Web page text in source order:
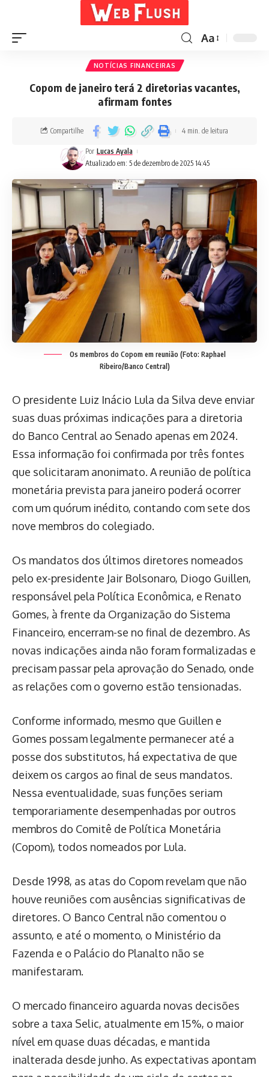
Aa
NOTÍCIAS FINANCEIRAS
Copom de janeiro terá 2 diretorias vacantes,
afirmam fontes
Atualizado em: 5 de dezembro de 2025 14:45
Por Lucas Ayala
Compartilhe 4 min. de leitura
Os membros do Copom em reunião (Foto: Raphael
Ribeiro/Banco Central)
O presidente Luiz Inácio Lula da Silva deve enviar
suas duas próximas indicações para a diretoria
do Banco Central ao Senado apenas em 2024.
Essa informação foi confirmada por três fontes
que solicitaram anonimato. A reunião de política
monetária prevista para janeiro poderá ocorrer
com um quórum inédito, contando com sete dos
nove membros do colegiado.
Os mandatos dos últimos diretores nomeados
pelo ex-presidente Jair Bolsonaro, Diogo Guillen,
responsável pela Política Econômica, e Renato
Gomes, à frente da Organização do Sistema
Financeiro, encerram-se no final de dezembro. As
novas indicações ainda não foram formalizadas e
precisam passar pela aprovação do Senado, onde
as relações com o governo estão tensionadas.
Conforme informado, mesmo que Guillen e
Gomes possam legalmente permanecer até a
posse dos substitutos, há expectativa de que
deixem os cargos ao final de seus mandatos.
Nessa eventualidade, suas funções seriam
temporariamente desempenhadas por outros
membros do Comitê de Política Monetária
(Copom), todos nomeados por Lula.
Desde 1998, as atas do Copom revelam que não
houve reuniões com ausências significativas de
diretores. O Banco Central não comentou o
assunto, e até o momento, o Ministério da
Fazenda e o Palácio do Planalto não se
manifestaram.
O mercado financeiro aguarda novas decisões
sobre a taxa Selic, atualmente em 15%, o maior
nível em quase duas décadas, e mantida
inalterada desde junho. As expectativas apontam